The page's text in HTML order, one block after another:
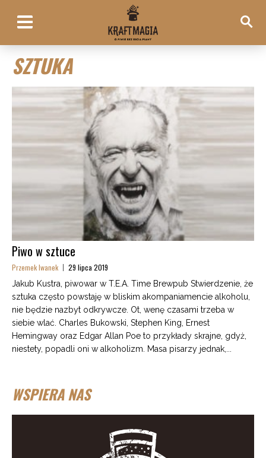
SZTUKA
Piwo w sztuce
Przemek Iwanek 29 lipca 2019
Jakub Kustra, piwowar w T.E.A. Time Brewpub Stwierdzenie, że
sztuka często powstaję w bliskim akompaniamencie alkoholu,
nie będzie nazbyt odkrywcze. Ot, wenę czasami trzeba w
siebie wlać. Charles Bukowski, Stephen King, Ernest
Hemingway oraz Edgar Allan Poe to przykłady skrajne, gdyż,
niestety, popadli oni w alkoholizm. Masa pisarzy jednak,...
WSPIERA NAS